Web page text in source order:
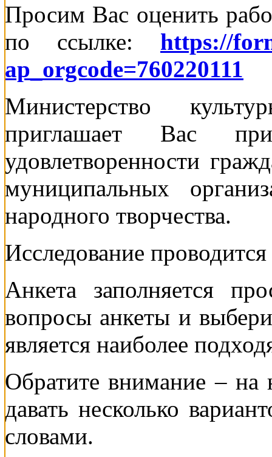
Просим Вас оценить
по ссылке: https://
ap_orgcode=760220111
Министерство
приглашает Вас
удовлетворенности
муниципальных
народного творчества.
Исследование
Анкета заполняется
вопросы анкеты и
является наиболее
Обратите внимание –
давать несколько
словами.